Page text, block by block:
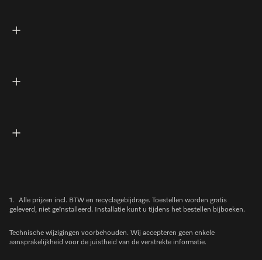
1.
Alle prijzen incl. BTW en recyclagebijdrage. Toestellen worden gratis
geleverd, niet geïnstalleerd. Installatie kunt u tijdens het bestellen bijboeken.
Technische wijzigingen voorbehouden. Wij accepteren geen enkele
aansprakelijkheid voor de juistheid van de verstrekte informatie.